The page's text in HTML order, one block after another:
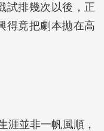
試排幾次以後，正
得竟把劇本拋在高
涯並非一帆風順，